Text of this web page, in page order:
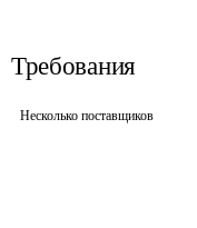
Требования
Несколько поставщиков